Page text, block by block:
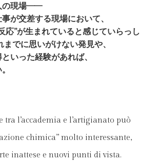
の現場——
が交差する現場において、
応”が生まれていると感じていらっし
までに思いがけない発見や、
いった経験があれば、
l’accademia e l’artigianato può
chimica” molto interessante,
inattese e nuovi punti di vista.